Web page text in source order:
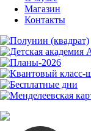
Магазин
Контакты